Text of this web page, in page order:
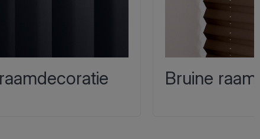
Bruine